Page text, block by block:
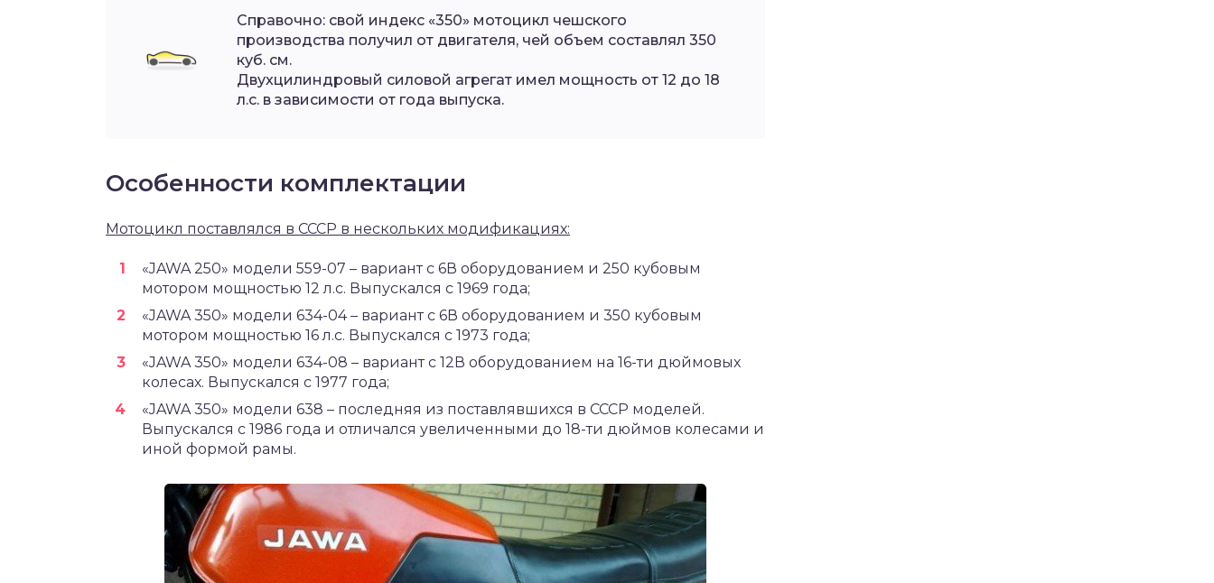
Справочно: свой индекс «350» мотоцикл чешского
производства получил от двигателя, чей объем составлял 350
куб. см.
Двухцилиндровый силовой агрегат имел мощность от 12 до 18
л.с. в зависимости от года выпуска.
Особенности комплектации
Мотоцикл поставлялся в СССР в нескольких модификациях:
«JAWA 250» модели 559-07 – вариант с 6В оборудованием и 250 кубовым
мотором мощностью 12 л.с. Выпускался с 1969 года;
«JAWA 350» модели 634-04– вариант с 6В оборудованием и 350 кубовым
мотором мощностью 16 л.с. Выпускался с 1973 года;
«JAWA 350» модели 634-08 – вариант с 12В оборудованием на 16-ти дюймовых
колесах. Выпускался с 1977 года;
«JAWA 350» модели 638 – последняя из поставлявшихся в СССР моделей.
Выпускался с 1986 года и отличался увеличенными до 18-ти дюймов колесами и
иной формой рамы.